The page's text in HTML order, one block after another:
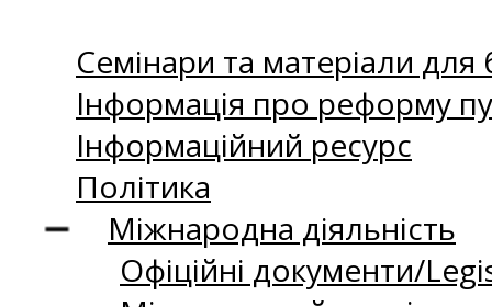
Семінари та матеріали для
Інформація про реформу
Інформаційний ресурс
Політика
Міжнародна діяльність
Офіційні документи/